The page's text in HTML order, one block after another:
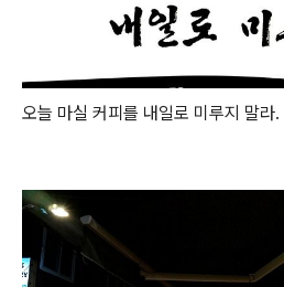
오늘 마실 커피를 내일로 미루지 말라.